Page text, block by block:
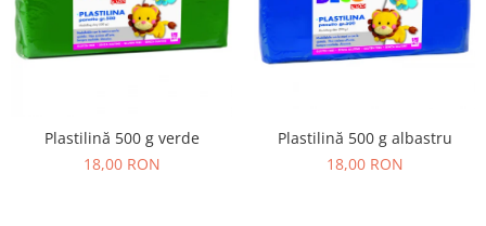
Plastilină 500 g verde
18,00 RON
Plastilină 500 g albastru
18,00 RON